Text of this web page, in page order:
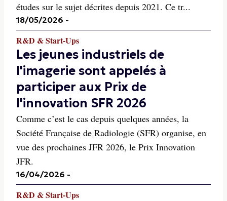
études sur le sujet décrites depuis 2021. Ce tr...
18/05/2026 -
R&D & Start-Ups
Les jeunes industriels de
l'imagerie sont appelés à
participer aux Prix de
l'innovation SFR 2026
Comme c’est le cas depuis quelques années, la
Société Française de Radiologie (SFR) organise, en
vue des prochaines JFR 2026, le Prix Innovation
JFR.
16/04/2026 -
R&D & Start-Ups